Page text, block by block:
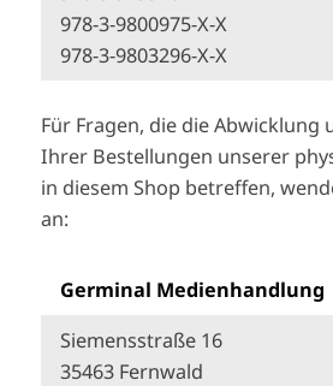
978-3-9800975-X-X
978-3-9803296-X-X
Für Fragen, die die Abwicklung
Ihrer Bestellungen unserer
in diesem Shop betreffen,
an:
Germinal Medienhandlung
Siemensstraße 16
35463 Fernwald